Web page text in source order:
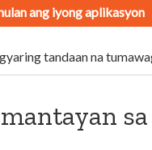
ang iyong aplikasyon
tandaan na